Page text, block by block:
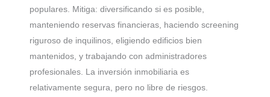
populares. Mitiga: diversificando si es posible,
manteniendo reservas financieras, haciendo screening
riguroso de inquilinos, eligiendo edificios bien
mantenidos, y trabajando con administradores
profesionales. La inversión inmobiliaria es
relativamente segura, pero no libre de riesgos.